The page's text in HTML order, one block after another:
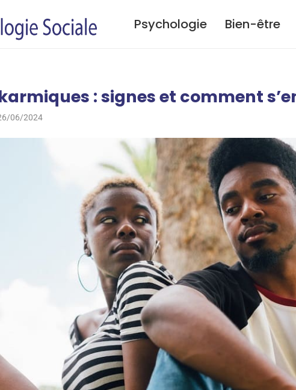
Psychologie Bien-être
: signes et comment
06/2024